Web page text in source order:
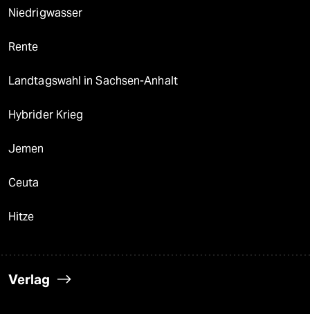
Niedrigwasser
Rente
Landtagswahl in Sachsen-Anhalt
Hybrider Krieg
Jemen
Ceuta
Hitze
Verlag